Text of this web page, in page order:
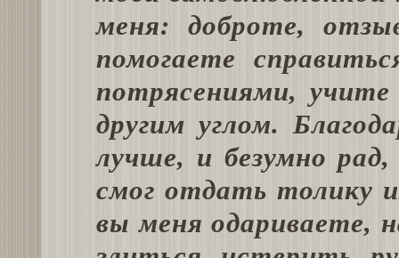
меня: доброте,
помогаете
потрясениями,
другим углом.
лучше, и безумно
смог отдать толику
вы меня одариваете,